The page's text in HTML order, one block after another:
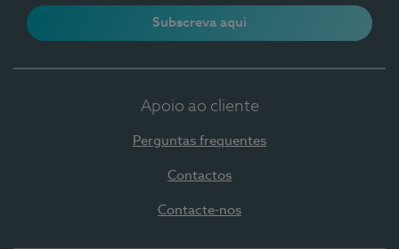
Subscreva aqui
Apoio ao cliente
Perguntas frequentes
Contactos
Contacte-nos